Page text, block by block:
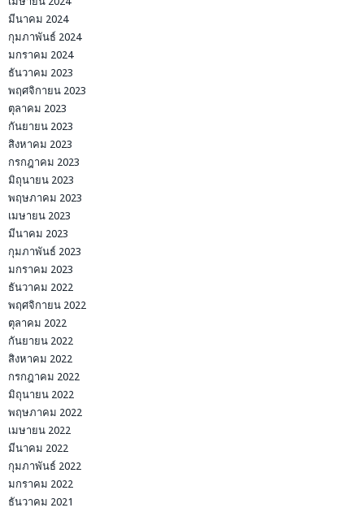
มีนาคม 2024
กุมภาพันธ์ 2024
มกราคม 2024
ธันวาคม 2023
พฤศจิกายน 2023
ตุลาคม 2023
กันยายน 2023
สิงหาคม 2023
กรกฎาคม 2023
มิถุนายน 2023
พฤษภาคม 2023
เมษายน 2023
มีนาคม 2023
กุมภาพันธ์ 2023
มกราคม 2023
ธันวาคม 2022
พฤศจิกายน 2022
ตุลาคม 2022
กันยายน 2022
สิงหาคม 2022
กรกฎาคม 2022
มิถุนายน 2022
พฤษภาคม 2022
เมษายน 2022
มีนาคม 2022
กุมภาพันธ์ 2022
มกราคม 2022
ธันวาคม 2021